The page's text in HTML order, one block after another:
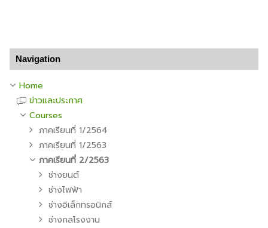
Navigation
Home
ข่าวและประกาศ
Courses
ภาคเรียนที่ 1/2564
ภาคเรียนที่ 1/2563
ภาคเรียนที่ 2/2563
ช่างยนต์
ช่างไฟฟ้า
ช่างอิเล็กทรอนิกส์
ช่างกลโรงงาน